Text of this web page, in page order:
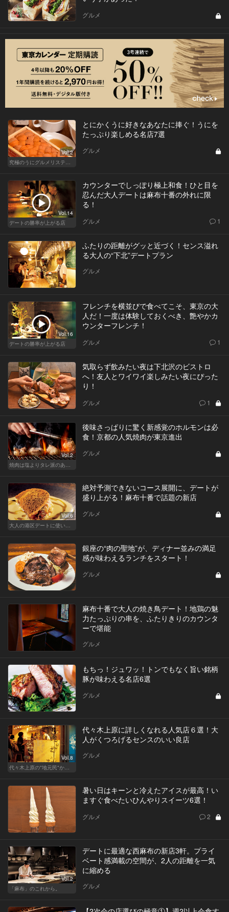
グルメ
Vol.2
究極のうにグルメリスティクル
とにかくうに好きなあなたに捧ぐ！うにを
たっぷり楽しめる名店7選
グルメ
Vol.14
デートの勝率が上がる店
カウンターでしっぽり極上和食！ひと目を
忍んだ大人デートは麻布十番の外れに限
る！
グルメ 1
ふたりの距離がグッと近づく！センス溢れ
る大人の“下北”デートプラン
グルメ
Vol.16
デートの勝率が上がる店
フレンチを横並びで食べてこそ、東京の大
人だ！一度は体験しておくべき、艶やかカ
ウンターフレンチ！
グルメ 1
気取らず飲みたい夜は下北沢のビストロ
へ！友人とワイワイ楽しみたい夜にぴった
り！
グルメ 1
Vol.2
焼肉は塩よりタレ派のあなたへ！白米が欲しくなる！
後味さっぱりに驚く新感覚のホルモンは必
食！京都の人気焼肉が東京進出
グルメ
Vol.6
大人の港区デートに使いたい、秘密の隠れ家
絶対予測できないコース展開に、デートが
盛り上がる！麻布十番で話題の新店
グルメ
銀座の“肉の聖地”が、ディナー並みの満足
感が味わえるランチをスタート！
グルメ
麻布十番で大人の焼き鳥デート！地鶏の魅
力たっぷりの串を、ふたりきりのカウンタ
ーで堪能
グルメ
もちっ！ジュワッ！トンでもなく旨い銘柄
豚が味わえる名店6選
グルメ
Vol.8
代々木上原に詳しくなれる人気店６選！大
人がくつろげるセンスのいい良店
グルメ
暑い日はキーンと冷えたアイスが最高！い
ますぐ食べたいひんやりスイーツ6選！
グルメ 2
Vol.2
「麻布」のこれから。
デートに最適な西麻布の新店3軒。プライ
ベート感満載の空間が、2人の距離を一気
に縮める
グルメ